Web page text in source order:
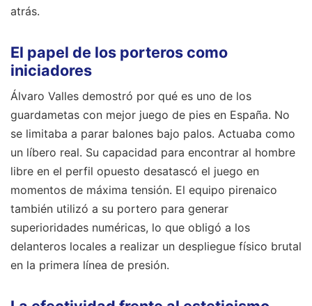
atrás.
El papel de los porteros como
iniciadores
Álvaro Valles demostró por qué es uno de los
guardametas con mejor juego de pies en España. No
se limitaba a parar balones bajo palos. Actuaba como
un líbero real. Su capacidad para encontrar al hombre
libre en el perfil opuesto desatascó el juego en
momentos de máxima tensión. El equipo pirenaico
también utilizó a su portero para generar
superioridades numéricas, lo que obligó a los
delanteros locales a realizar un despliegue físico brutal
en la primera línea de presión.